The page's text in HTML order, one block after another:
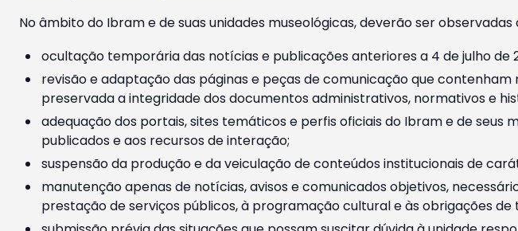
No âmbito do Ibram e de suas unidades museológicas, deverão ser observadas
ocultação temporária das notícias e publicações anteriores a 4 de julho
revisão e adaptação das páginas e peças de comunicação que
preservada a integridade dos documentos administrativos, normativos e
adequação dos portais, sites temáticos e perfis oficiais do Ibram e de seus
publicados e aos recursos de interação;
suspensão da produção e da veiculação de conteúdos institucionais de
manutenção apenas de notícias, avisos e comunicados objetivos,
prestação de serviços públicos, à programação cultural e às obrigações de